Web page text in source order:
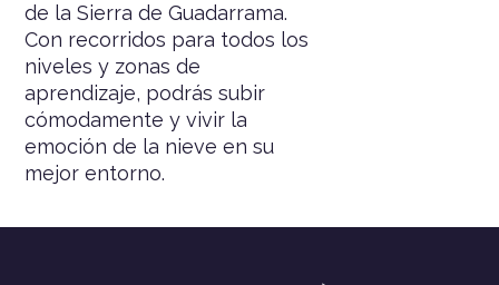
de la Sierra de Guadarrama.
Con recorridos para todos los
niveles y zonas de
aprendizaje, podrás subir
cómodamente y vivir la
emoción de la nieve en su
mejor entorno.